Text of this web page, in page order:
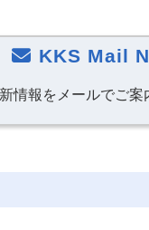
KKS Mail
情報をメールでご案